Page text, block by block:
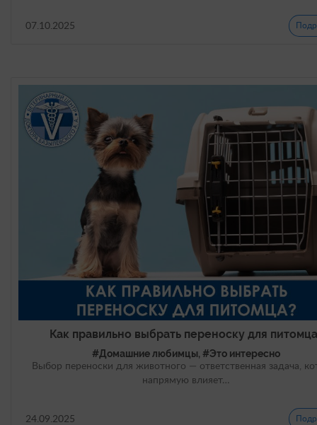
07.10.2025
Как правильно выбрать переноску для
#Домашние любимцы, #Это интересно
Выбор переноски для животного — ответственная задача,
напрямую влияет…
24.09.2025